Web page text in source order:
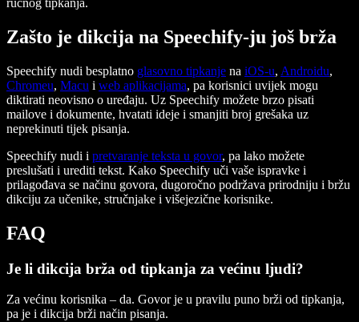
ručnog tipkanja.
Zašto je dikcija na Speechify-ju još brža
Speechify nudi besplatno glasovno tipkanje na iOS-u, Androidu,
Chromeu, Macu i web aplikacijama, pa korisnici uvijek mogu
diktirati neovisno o uređaju. Uz Speechify možete brzo pisati
mailove i dokumente, hvatati ideje i smanjiti broj grešaka uz
neprekinuti tijek pisanja.
Speechify nudi i pretvaranje teksta u govor, pa lako možete
preslušati i urediti tekst. Kako Speechify uči vaše ispravke i
prilagođava se načinu govora, dugoročno podržava prirodniju i bržu
dikciju za učenike, stručnjake i višejezične korisnike.
FAQ
Je li dikcija brža od tipkanja za većinu ljudi?
Za većinu korisnika – da. Govor je u pravilu puno brži od tipkanja,
pa je i dikcija brži način pisanja.